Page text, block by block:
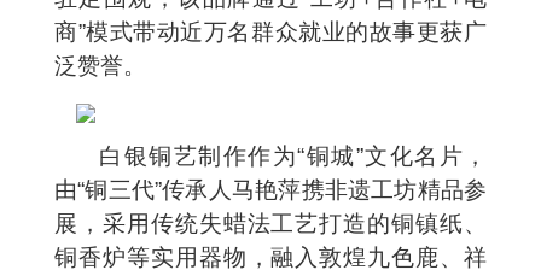
商”模式带动近万名群众就业的故事更获广
泛赞誉。
白银铜艺制作作为“铜城”文化名片，
由“铜三代”传承人马艳萍携非遗工坊精品参
展，采用传统失蜡法工艺打造的铜镇纸、
铜香炉等实用器物，融入敦煌九色鹿、祥